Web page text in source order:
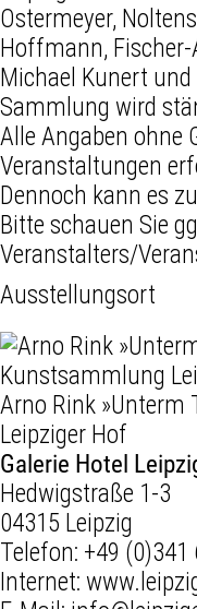
Ostermeyer,
Hoffmann,
Michael Kunert
Sammlung wird
Alle Angaben ohne
Veranstaltungen
Dennoch kann es
Bitte schauen Sie
Veranstalters/
Ausstellungsort
Arno Rink »Unterm
Leipziger Hof
Galerie Hotel
Hedwigstraße 1-3
04315 Leipzig
Telefon: +49 (0)341
Internet: